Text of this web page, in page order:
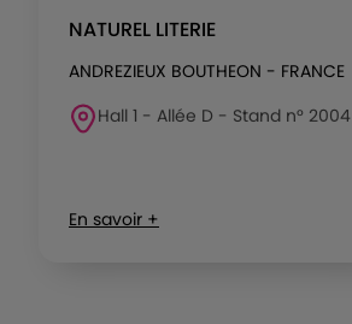
NATUREL LITERIE
ANDREZIEUX BOUTHEON - FRANCE
Hall 1 - Allée D - Stand n° 2004
En savoir +